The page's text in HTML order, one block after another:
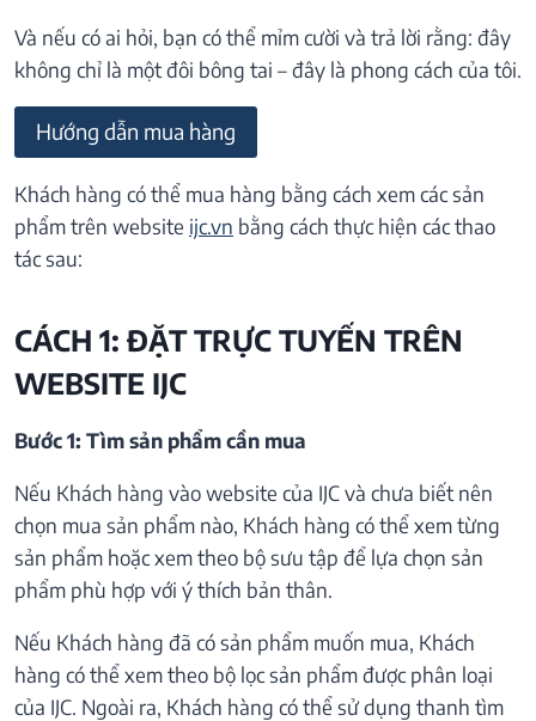
Và nếu có ai hỏi, bạn có thể mỉm cười và trả lời rằng: đây
không chỉ là một đôi bông tai – đây là phong cách của tôi.
Hướng dẫn mua hàng
Khách hàng có thể mua hàng bằng cách xem các sản
phẩm trên website ijc.vn bằng cách thực hiện các thao
tác sau:
CÁCH 1: ĐẶT TRỰC TUYẾN TRÊN
WEBSITE IJC
Bước 1: Tìm sản phẩm cần mua
Nếu Khách hàng vào website của IJC và chưa biết nên
chọn mua sản phẩm nào, Khách hàng có thể xem từng
sản phẩm hoặc xem theo bộ sưu tập để lựa chọn sản
phẩm phù hợp với ý thích bản thân.
Nếu Khách hàng đã có sản phẩm muốn mua, Khách
hàng có thể xem theo bộ lọc sản phẩm được phân loại
của IJC. Ngoài ra, Khách hàng có thể sử dụng thanh tìm